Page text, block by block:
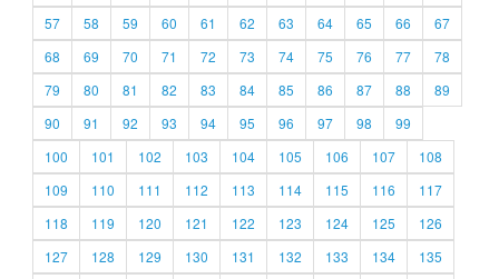
57
58 59 60 61 62 63 64 65 66
67
68
69 70 71 72 73 74 75 76 77
78
79
80 81 82 83 84 85 86 87 88
89
90
91 92 93 94 95 96 97 98
99
100
101 102 103 104 105 106 107
108
109
110 111 112 113 114 115 116
117
118
119 120 121 122 123 124 125
126
127
128 129 130 131 132 133 134
135